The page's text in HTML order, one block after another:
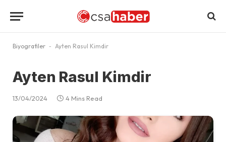
Biyografiler - Ayten Rasul Kimdir
Ayten Rasul Kimdir
13/04/2024 4 Mins Read